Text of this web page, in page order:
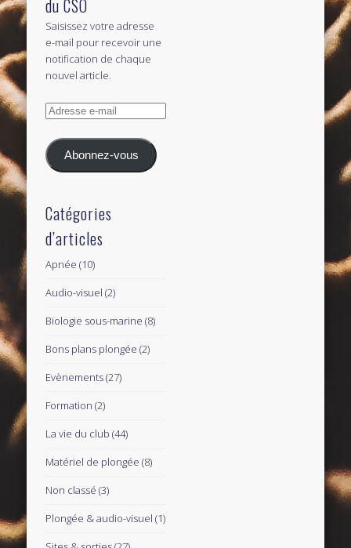
du CSO
Saisissez votre adresse
e-mail pour recevoir une
notification de chaque
nouvel article.
Adresse
mail
Abonnez-vous
Catégories
d’articles
Apnée (10)
Audio-visuel (2)
Biologie sous-marine (8)
Bons plans plongée (2)
Evènements(27)
Formation (2)
La vie du club (44)
Matériel de plongée (8)
Non classé (3)
Plongée & audio-visuel (1)